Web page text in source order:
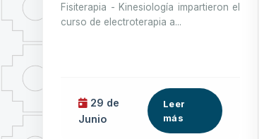
Fisiterapia - Kinesiología impartieron el
curso de electroterapia a...
29 de
Junio
Leer
más